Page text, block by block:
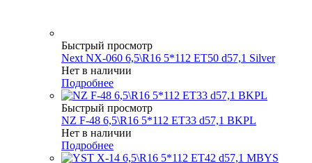
Быстрый просмотр
Next NX-060 6,5\R16 5*112 ET50 d57,1 Silver
Нет в наличии
Подробнее
Быстрый просмотр
NZ F-48 6,5\R16 5*112 ET33 d57,1 BKPL
Нет в наличии
Подробнее